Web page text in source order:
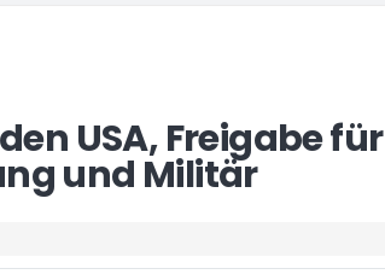
USA, Freigabe für
und Militär